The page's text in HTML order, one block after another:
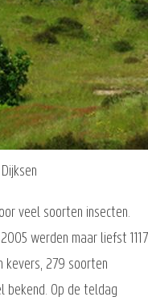
veel soorten insecten.
werden maar liefst 1117
kevers, 279 soorten
bekend. Op de teldag